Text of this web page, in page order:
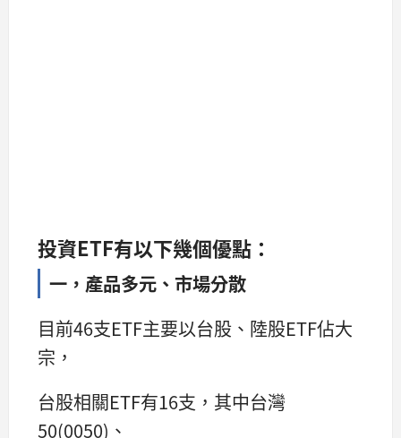
投資ETF有以下幾個優點：
一，產品多元、市場分散
目前46支ETF主要以台股、陸股ETF佔大
宗，
台股相關ETF有16支，其中台灣
50(0050)、